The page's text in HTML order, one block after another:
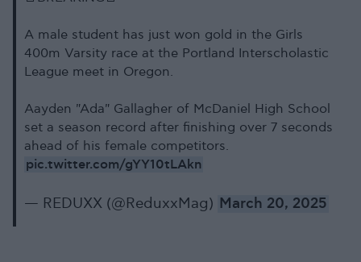
A male student has just won gold in the Girls
400m Varsity race at the Portland Interscholastic
League meet in Oregon.
Aayden "Ada" Gallagher of McDaniel High School
set a season record after finishing over 7 seconds
ahead of his female competitors.
pic.twitter.com/gYY10tLAkn
— REDUXX (@ReduxxMag) March 20, 2025